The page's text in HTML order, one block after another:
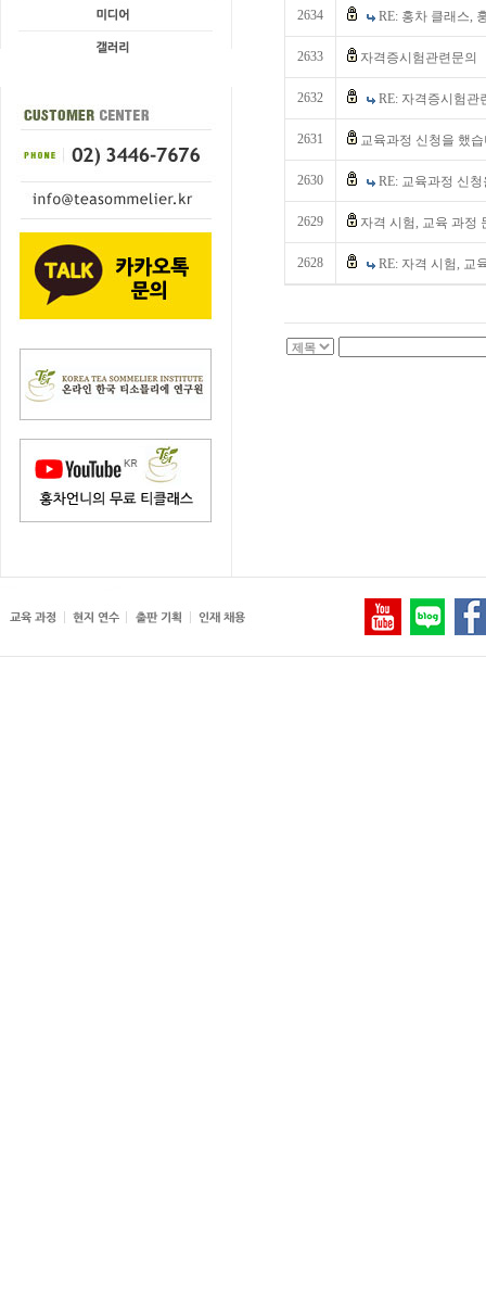
2634 RE: 홍차 클래스,
2633 자격증시험관련문의
2632 RE: 자격증시험관
2631 교육과정 신청을 했
2630 RE: 교육과정 신
2629 자격 시험, 교육 과정
2628 RE: 자격 시험, 교